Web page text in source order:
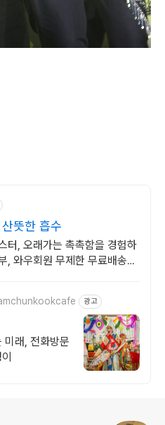
뜻한 흡수
터, 오래가는 촉촉함을 경험하
, 와우회원 무제한 무료배송으
광고
미래, 전화방문